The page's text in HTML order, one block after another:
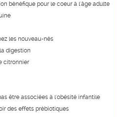
bénéfique pour le coeur à l'âge adulte
les nouveau-nés
digestion
citronnier
être associées à l'obésité infantile
des effets prébiotiques